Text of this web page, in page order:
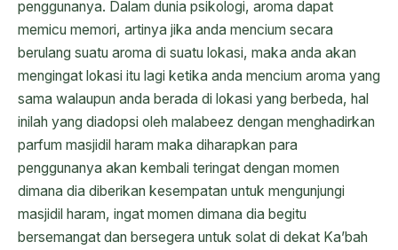
penggunanya. Dalam dunia psikologi, aroma dapat
memicu memori, artinya jika anda mencium secara
berulang suatu aroma di suatu lokasi, maka anda akan
mengingat lokasi itu lagi ketika anda mencium aroma yang
sama walaupun anda berada di lokasi yang berbeda, hal
inilah yang diadopsi oleh malabeez dengan menghadirkan
parfum masjidil haram maka diharapkan para
penggunanya akan kembali teringat dengan momen
dimana dia diberikan kesempatan untuk mengunjungi
masjidil haram, ingat momen dimana dia begitu
bersemangat dan bersegera untuk solat di dekat Ka’bah